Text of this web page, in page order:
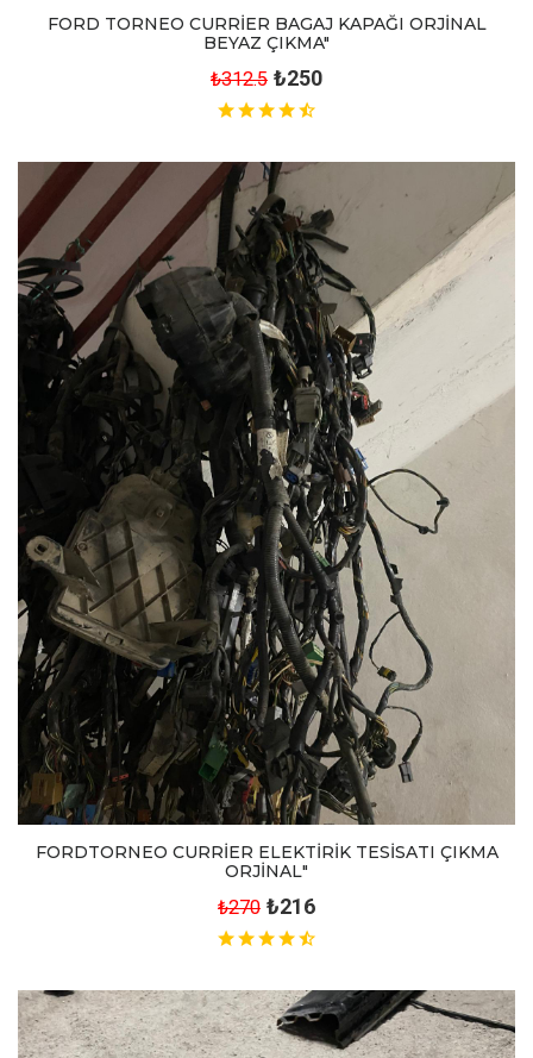
FORD TORNEO CURRİER BAGAJ KAPAĞI ORJİNAL
BEYAZ ÇIKMA"
₺312.5 ₺250
FORDTORNEO CURRİER ELEKTİRİK TESİSATI ÇIKMA
ORJİNAL"
₺270 ₺216